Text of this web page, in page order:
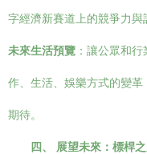
字經濟新賽道上的競爭力與
未來生活預覽 ：讓公眾和
作、生活、娛樂方式的變
期待。
四、 展望未來：標桿